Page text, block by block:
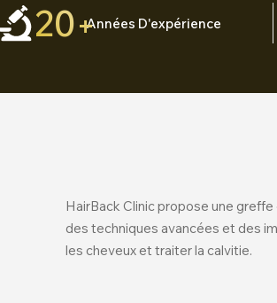
20+Années D'expérience
HairBack Clinic propose une
des techniques avancées et des
les cheveux et traiter la calvitie.